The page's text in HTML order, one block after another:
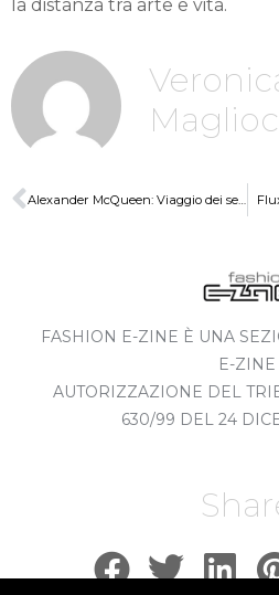
la distanza tra arte e vita.
FASHION E-ZINE È UNA
E-ZINE
AUTORIZZAZIONE DEL
630/99 DEL 24